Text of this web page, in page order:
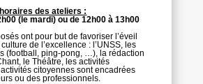
horaires des ateliers :
(le mardi) ou de 12h00 à 13h00
ont pour but de favoriser l’éveil
de l’excellence : l’UNSS, les
(football, ping-pong, …), la rédaction
le Théâtre, les activités
citoyennes sont encadrées
ou des professionnels.